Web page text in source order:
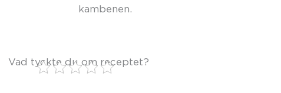
kambenen.
Vad tyckte du om receptet?